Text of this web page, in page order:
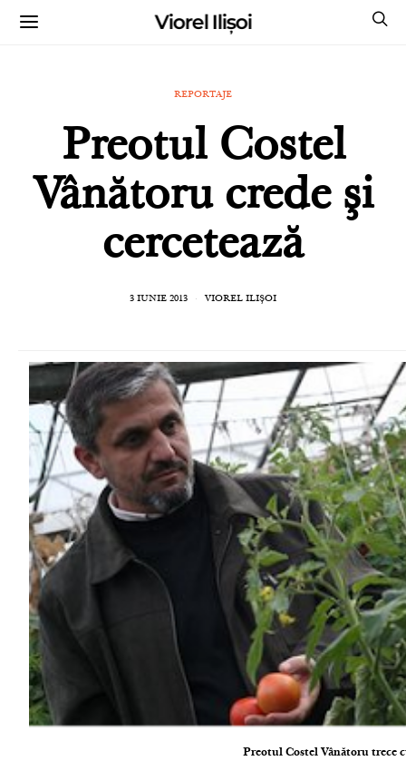
Viorel Ilișoi
REPORTAJE
Preotul Costel
Vânătoru crede şi
cercetează
3 IUNIE 2013 VIOREL ILIȘOI
Preotul Costel Vânătoru trece
CUMPĂRĂ CĂRȚILE